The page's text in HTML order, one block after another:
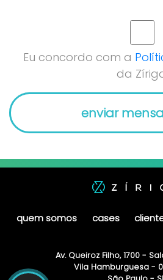
Eu concordo com a
da
quem somos cases
Av. Queiroz Filho, 1700 -
Vila Hamburguesa -